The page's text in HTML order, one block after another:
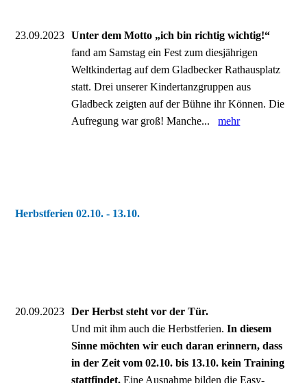
23.09.2023
Unter dem Motto „ich bin richtig wichtig!“
fand am Samstag ein Fest zum diesjährigen
Weltkindertag auf dem Gladbecker Rathausplatz
statt. Drei unserer Kindertanzgruppen aus
Gladbeck zeigten auf der Bühne ihr Können. Die
Aufregung war groß! Manche...mehr
Herbstferien 02.10. - 13.10.
20.09.2023
Der Herbst steht vor der Tür.
Und mit ihm auch die Herbstferien.In diesem
Sinne möchten wir euch daran erinnern, dass
in der Zeit vom 02.10. bis 13.10. kein Training
stattfindet. Eine Ausnahme bilden die Easy-